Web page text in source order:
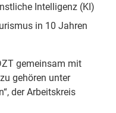
Intelligenz (KI)
in 10 Jahren
gemeinsam mit
gehören unter
der Arbeitskreis